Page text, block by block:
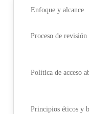
Enfoque y alcance
Proceso de revisión
Política de acceso
Principios éticos y